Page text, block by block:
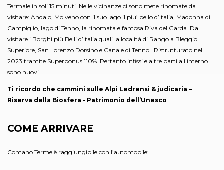
Termale in soli 15 minuti. Nelle vicinanze ci sono mete rinomate da
visitare: Andalo, Molveno con il suo lago il piu’ bello d’Italia, Madonna di
Campiglio, lago di Tenno, la rinomata e famosa Riva del Garda. Da
visitare i Borghi più Belli d’Italia quali la località di Rango a Bleggio
Superiore, San Lorenzo Dorsino e Canale di Tenno. Ristrutturato nel
2023 tramite Superbonus 110%. Pertanto infissi e altre parti all'interno
sono nuovi.
Ti ricordo che cammini sulle Alpi Ledrensi & judicaria –
Riserva della Biosfera - Patrimonio dell’Unesco
COME ARRIVARE
Comano Terme è raggiungibile con l’automobile: